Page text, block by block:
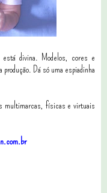
está divina. Modelos, cores e
Dá só uma espiadinha
multimarcas, físicas e virtuais